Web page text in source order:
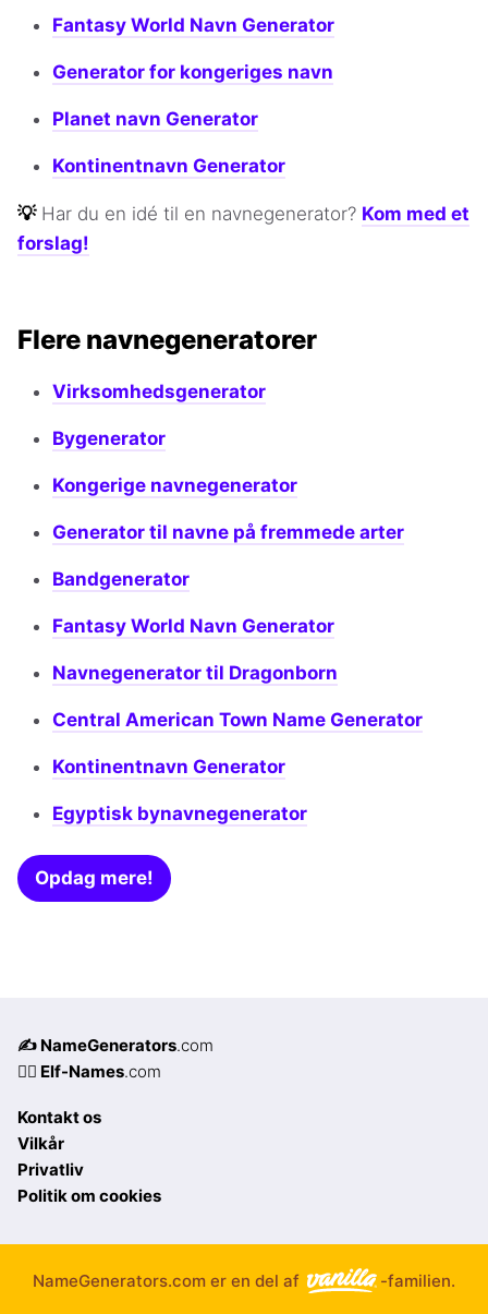
Fantasy World Navn Generator
Generator for kongeriges navn
Planet navn Generator
Kontinentnavn Generator
💡 Har du en idé til en navnegenerator? Kom med et
forslag!
Flere navnegeneratorer
Virksomhedsgenerator
Bygenerator
Kongerige navnegenerator
Generator til navne på fremmede arter
Bandgenerator
Fantasy World Navn Generator
Navnegenerator til Dragonborn
Central American Town Name Generator
Kontinentnavn Generator
Egyptisk bynavnegenerator
Opdag mere!
✍️ NameGenerators.com
🧝‍♀️ Elf-Names.com
Kontakt os
Vilkår
Privatliv
Politik om cookies
NameGenerators.com er en del af -familien.